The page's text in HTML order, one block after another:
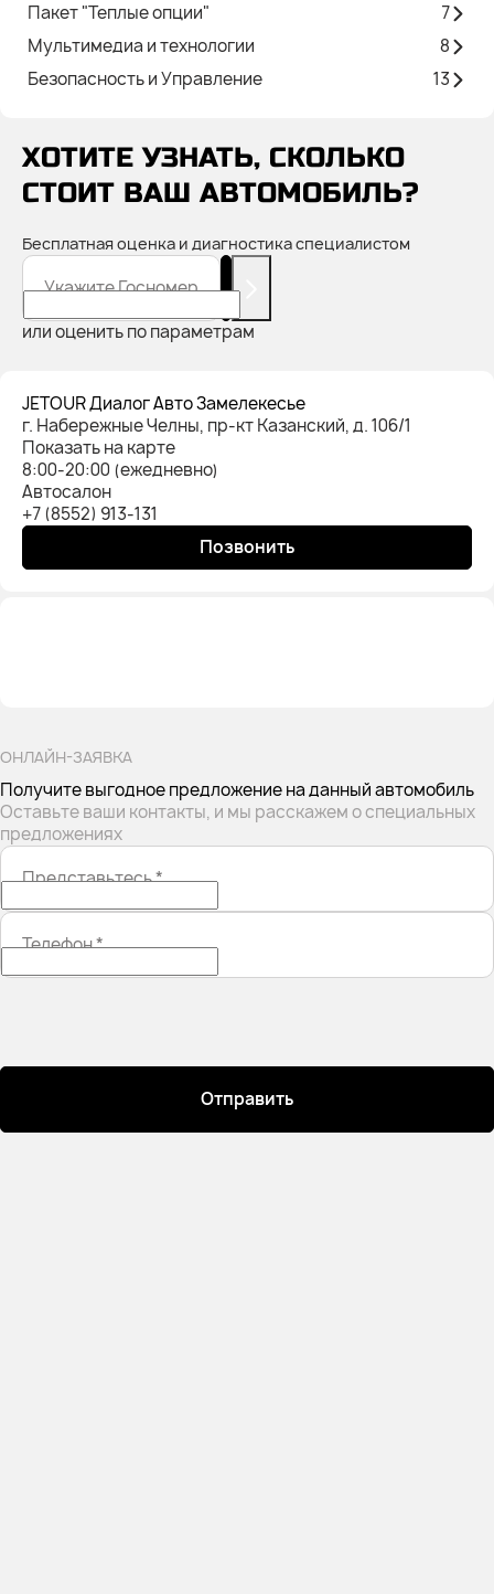
Пакет "Теплые опции"
7
Мультимедиа и технологии
8
Безопасность и Управление
13
ХОТИТЕ УЗНАТЬ, СКОЛЬКО
СТОИТ ВАШ АВТОМОБИЛЬ?
Бесплатная оценка и диагностика специалистом
Укажите Госномер
или оценить по параметрам
JETOUR Диалог Авто Замелекесье
г. Набережные Челны, пр-кт Казанский, д. 106/1
Показать на карте
8:00-20:00 (ежедневно)
Автосалон
+7 (8552) 913-131
Позвонить
ОНЛАЙН-ЗАЯВКА
Получите выгодное предложение на данный автомобиль
Оставьте ваши контакты, и мы расскажем о специальных
предложениях
Представьтесь*
Телефон*
Отправить